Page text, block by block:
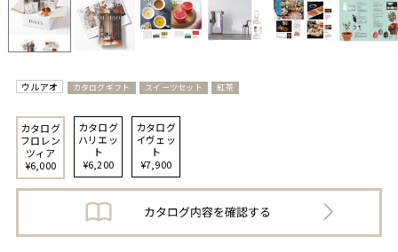
ウルアオ カタログギフト スイーツセット 紅茶
カタログ
フロレン
ツィア
¥6,000
カタログ
ハリエッ
ト
¥6,200
カタログ
イヴェッ
ト
¥7,900